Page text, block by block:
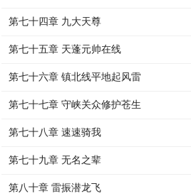
第七十四章 九大天尊
第七十五章 天蓬元帅在线
第七十六章 镇北线平地起风雷
第七十七章 守峡关众修护苍生
第七十八章 速速骑我
第七十九章 无名之辈
第八十章 雷振潜龙飞